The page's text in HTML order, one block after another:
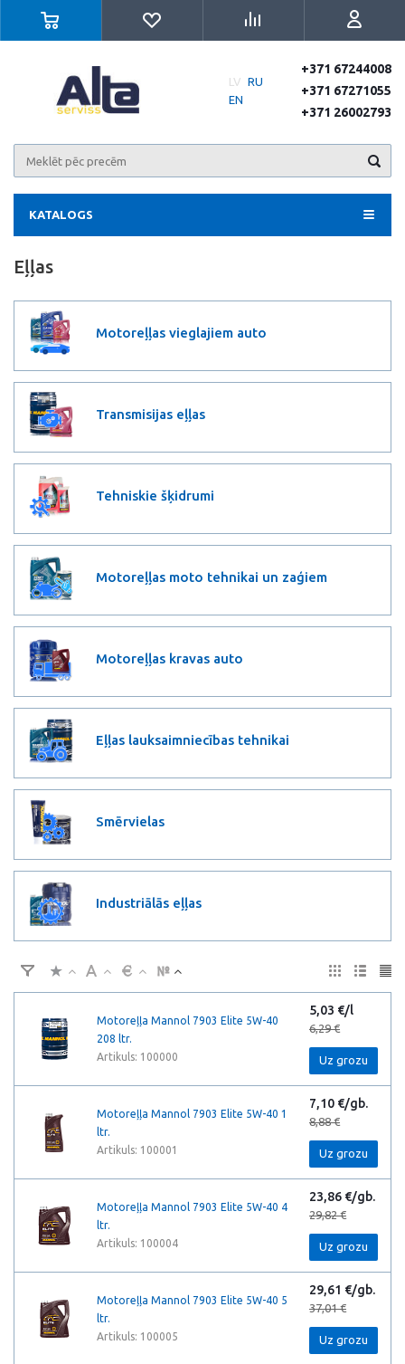
LV RU
EN
+371 67244008
+371 67271055
+371 26002793
KATALOGS
Eļļas
Motoreļļas vieglajiem auto
Transmisijas eļļas
Tehniskie šķidrumi
Motoreļļas moto tehnikai un zaģiem
Motoreļļas kravas auto
Eļļas lauksaimniecības tehnikai
Smērvielas
Industriālās eļļas
Motoreļļa Mannol 7903 Elite 5W-40
208 ltr.
Artikuls: 100000
5,03 €/l
6,29 €
Uz grozu
Motoreļļa Mannol 7903 Elite 5W-40 1
ltr.
Artikuls: 100001
7,10 €/gb.
8,88 €
Uz grozu
Motoreļļa Mannol 7903 Elite 5W-40 4
ltr.
Artikuls: 100004
23,86 €/gb.
29,82 €
Uz grozu
Motoreļļa Mannol 7903 Elite 5W-40 5
ltr.
Artikuls: 100005
29,61 €/gb.
37,01 €
Uz grozu